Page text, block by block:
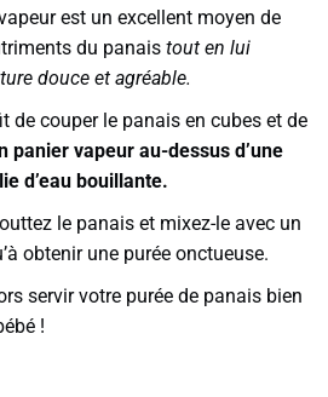
est un excellent moyen de
du panais tout en lui
douce et agréable.
de couper le panais en cubes et de
panier vapeur au-dessus d’une
d’eau bouillante.
le panais et mixez-le avec un
obtenir une purée onctueuse.
servir votre purée de panais bien
!